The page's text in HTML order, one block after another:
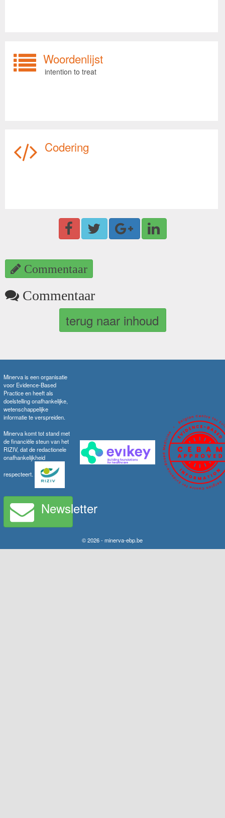
Woordenlijst
intention to treat
Codering
Commentaar
Commentaar
terug naar inhoud
Minerva is een organisatie
voor Evidence-Based
Practice en heeft als
doelstelling onafhankelijke,
wetenschappelijke
informatie te verspreiden.
Minerva komt tot stand met
de financiële steun van het
RIZIV, dat de redactionele
onafhankelijkheid
respecteert.
Newsletter
© 2026 - minerva-ebp.be